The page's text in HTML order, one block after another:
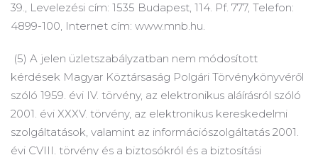
39., Levelezési cím: 1535 Budapest, 114. Pf. 777, Telefon:
4899-100, Internet cím: www.mnb.hu.
(5) A jelen üzletszabályzatban nem módosított
kérdések Magyar Köztársaság Polgári Törvénykönyvéről
szóló 1959. évi IV. törvény, az elektronikus aláírásról szóló
2001. évi XXXV. törvény, az elektronikus kereskedelmi
szolgáltatások, valamint az információszolgáltatás 2001.
évi CVIII. törvény és a biztosókról és a biztosítási